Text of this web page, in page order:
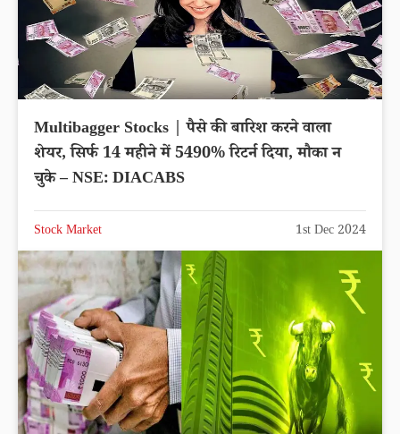
Multibagger Stocks | पैसे की बारिश करने वाला
शेयर, सिर्फ 14 महीने में 5490% रिटर्न दिया, मौका न
चुके – NSE: DIACABS
Stock Market 1st Dec 2024